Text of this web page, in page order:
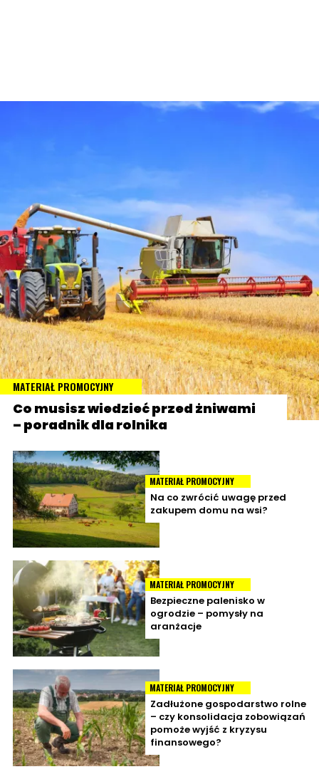
MATERIAŁ PROMOCYJNY
Co musisz wiedzieć przed żniwami
– poradnik dla rolnika
MATERIAŁ PROMOCYJNY
Na co zwrócić uwagę przed
zakupem domu na wsi?
MATERIAŁ PROMOCYJNY
Bezpieczne palenisko w
ogrodzie – pomysły na
aranżacje
MATERIAŁ PROMOCYJNY
Zadłużone gospodarstwo rolne
– czy konsolidacja zobowiązań
pomoże wyjść z kryzysu
finansowego?